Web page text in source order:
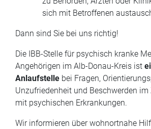
sich mit Betroffenen
Dann sind Sie bei uns richtig!
Die IBB-Stelle für psychisch kranke
Angehörigen im Alb-Donau-Kreis ist
Anlaufstelle bei Fragen,
Unzufriedenheit und Beschwerden
mit psychischen Erkrankungen.
Wir informieren über wohnortnahe